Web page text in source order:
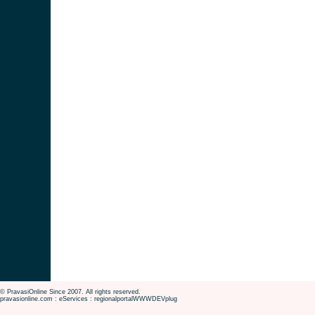
© PravasiOnline Since 2007. All rights reserved.
pravasionline.com : eServices : regionalportalWWWDEVplug